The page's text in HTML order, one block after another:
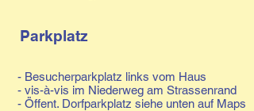
Parkplatz
- Besucherparkplatz links vom Haus
- vis-à-vis im Niederweg am Strassenrand
- Öffent. Dorfparkplatz siehe unten auf Maps